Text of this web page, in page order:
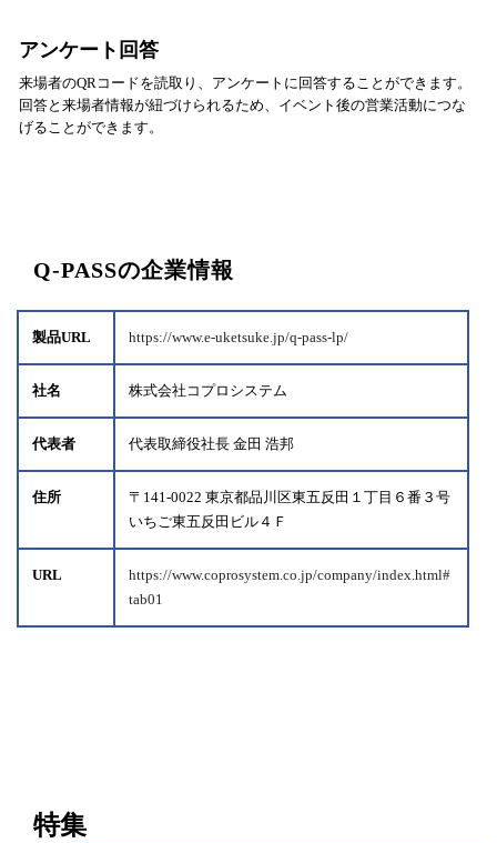
アンケート回答
来場者のQRコードを読取り、アンケートに回答することができます。
回答と来場者情報が紐づけられるため、イベント後の営業活動につな
げることができます。
Q-PASSの企業情報
製品URL https://www.e-uketsuke.jp/q-pass-lp/
社名 株式会社コプロシステム
代表者 代表取締役社長 金田 浩邦
住所
〒141-0022 東京都品川区東五反田１丁目６番３号
いちご東五反田ビル４Ｆ
URL
https://www.coprosystem.co.jp/company/index.html#
tab01
特集